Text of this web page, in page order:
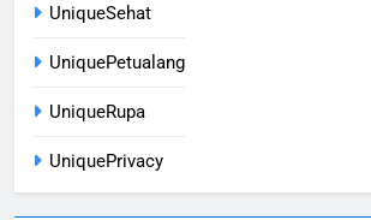
UniqueSehat
UniquePetualang
UniqueRupa
UniquePrivacy